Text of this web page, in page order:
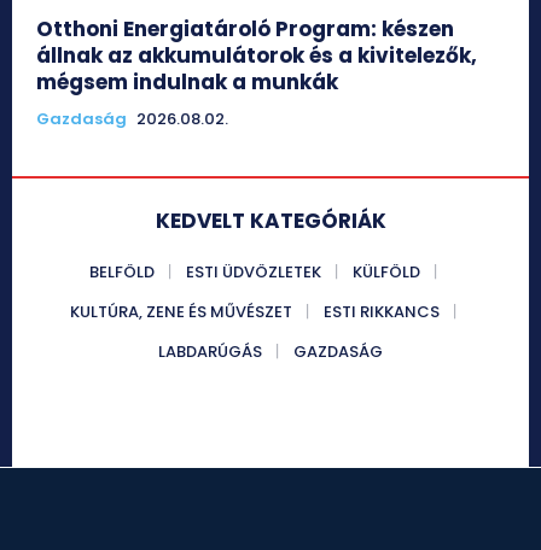
Otthoni Energiatároló Program: készen
állnak az akkumulátorok és a kivitelezők,
mégsem indulnak a munkák
Gazdaság 2026.08.02.
KEDVELT KATEGÓRIÁK
BELFÖLD ESTI ÜDVÖZLETEK
KÜLFÖLD
KULTÚRA, ZENE ÉS MŰVÉSZET
ESTI RIKKANCS
LABDARÚGÁS
GAZDASÁG